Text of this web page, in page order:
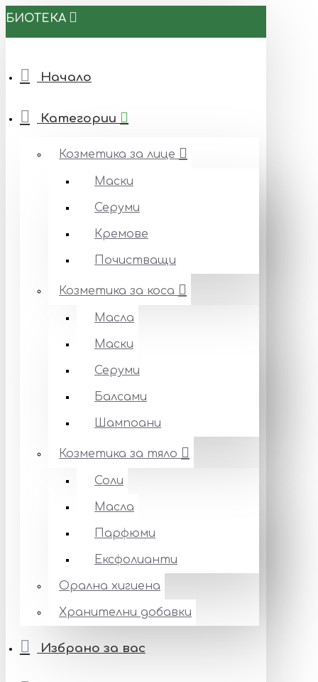
БИОТЕКА
Начало
Категории
Козметика за лице
Маски
Серуми
Кремове
Почистващи
Козметика за коса
Масла
Маски
Серуми
Балсами
Шампоани
Козметика за тяло
Соли
Масла
Парфюми
Ексфолианти
Орална хигиена
Хранителни добавки
Избрано за вас